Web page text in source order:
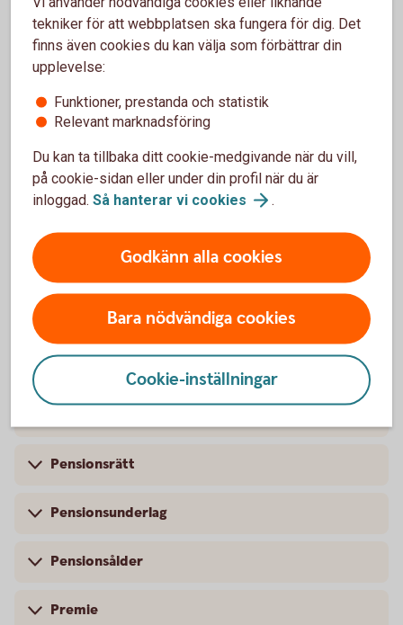
Pensionsbehållning
Pensionsbesked
Pensionsförsäkring
Pensionsgrundande belopp
Pensionskapital/försäkringskapital
Pensionsrätt
Pensionsunderlag
Pensionsålder
Premie
tekniker för att webbplatsen ska fungera för dig. Det
finns även cookies du kan välja som förbättrar din
upplevelse:
Funktioner, prestanda och statistik
Relevant marknadsföring
Du kan ta tillbaka ditt cookie-medgivande när du vill,
på cookie-sidan eller under din profil när du är
inloggad. Så hanterar vi cookies .
Godkänn alla cookies
Bara nödvändiga cookies
Cookie-inställningar